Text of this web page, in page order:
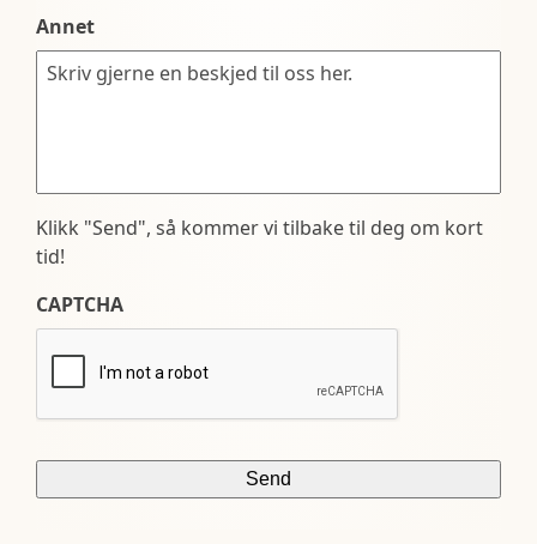
Annet
Klikk "Send", så kommer vi tilbake til deg om kort
tid!
CAPTCHA